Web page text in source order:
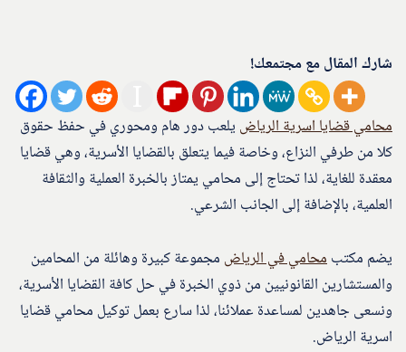
شارك المقال مع مجتمعك!
محامي قضايا اسرية الرياض يلعب دور هام ومحوري في حفظ حقوق
كلا من طرفي النزاع، وخاصة فيما يتعلق بالقضايا الأسرية، وهي قضايا
معقدة للغاية، لذا تحتاج إلى محامي يمتاز بالخبرة العملية والثقافة
العلمية، بالإضافة إلى الجانب الشرعي.
يضم مكتبمحامي في الرياض مجموعة كبيرة وهائلة من المحامين
والمستشارين القانونيين من ذوي الخبرة في حل كافة القضايا الأسرية،
ونسعى جاهدين لمساعدة عملائنا، لذا سارع بعمل توكيل محامي قضايا
اسرية الرياض.